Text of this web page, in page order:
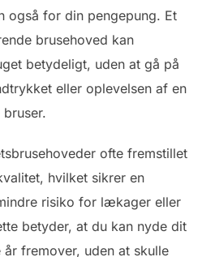
også for din pengepung. Et
brusehoved kan
betydeligt, uden at gå på
eller oplevelsen af en
ofte fremstillet
hvilket sikrer en
risiko for lækager eller
betyder, at du kan nyde dit
fremover, uden at skulle